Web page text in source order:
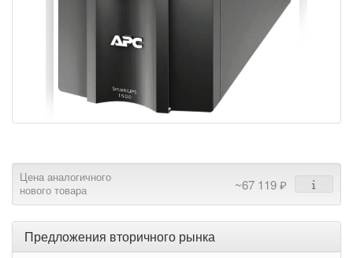
Цена аналогичного
нового товара
~67 119 ₽
Предложения вторичного рынка